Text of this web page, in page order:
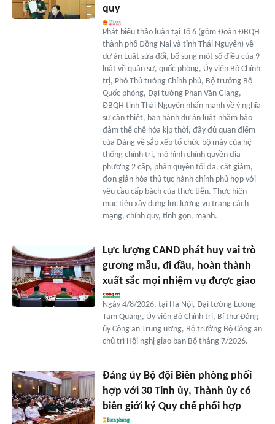
quy
Phát biểu thảo luận tại Tổ 6 (gồm Đoàn ĐBQH
thành phố Đồng Nai và tỉnh Thái Nguyên) về
dự án Luật sửa đổi, bổ sung một số điều của 9
luật về quân sự, quốc phòng, Ủy viên Bộ Chính
trị, Phó Thủ tướng Chính phủ, Bộ trưởng Bộ
Quốc phòng, Đại tướng Phan Văn Giang,
ĐBQH tỉnh Thái Nguyên nhấn mạnh về ý nghĩa
sự cần thiết, ban hành dự án luật nhằm bảo
đảm thể chế hóa kịp thời, đầy đủ quan điểm
của Đảng về sắp xếp tổ chức bộ máy của hệ
thống chính trị, mô hình chính quyền địa
phương 2 cấp, phân quyền tối đa, cắt giảm,
đơn giản hóa thủ tục hành chính phù hợp với
yêu cầu cấp bách của thực tiễn. Thực hiện
mục tiêu xây dựng lực lượng vũ trang cách
mạng, chính quy, tinh gọn, mạnh.
Lực lượng CAND phát huy vai trò
gương mẫu, đi đầu, hoàn thành
xuất sắc mọi nhiệm vụ được giao
Ngày 4/8/2026, tại Hà Nội, Đại tướng Lương
Tam Quang, Ủy viên Bộ Chính trị, Bí thư Đảng
ủy Công an Trung ương, Bộ trưởng Bộ Công an
chủ trì Hội nghị giao ban Bộ tháng 7/2026.
Đảng ủy Bộ đội Biên phòng phối
hợp với 30 Tỉnh ủy, Thành ủy có
biên giới ký Quy chế phối hợp